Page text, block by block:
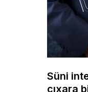
Süni
çıxara